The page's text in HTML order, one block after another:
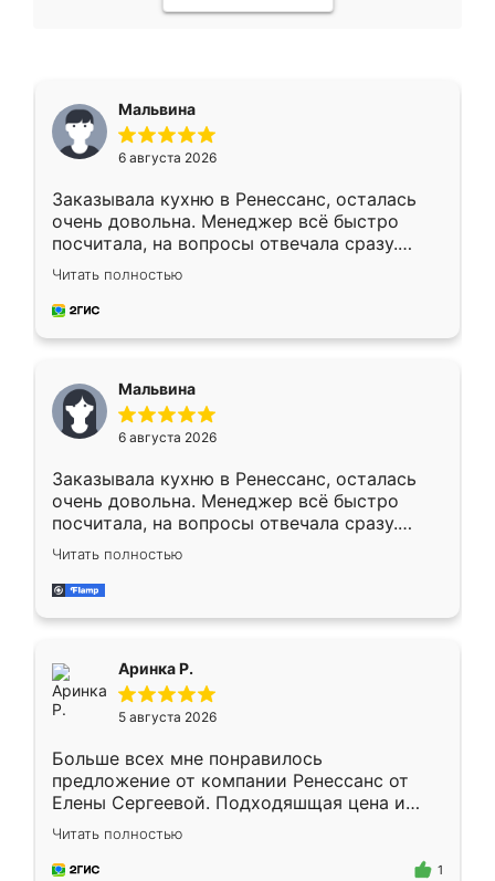
Мальвина
6 августа 2026
Заказывала кухню в Ренессанс, осталась
очень довольна. Менеджер всё быстро
посчитала, на вопросы отвечала сразу.
Замерщик приехал в субботу, подошёл к
делу со всей ответственностью. Собрали
за день, ребята работали аккуратно, даже
Читать полностью
Мальвина
6 августа 2026
Заказывала кухню в Ренессанс, осталась
очень довольна. Менеджер всё быстро
посчитала, на вопросы отвечала сразу.
Замерщик приехал в субботу, подошёл к
делу со всей ответственностью. Собрали
за день, ребята работали аккуратно, даже
Читать полностью
Аринка Р.
5 августа 2026
Больше всех мне понравилось
предложение от компании Ренессанс от
Елены Сергеевой. Подходяшщая цена и
короткие сроки изготовления. Приехавший
для замера сотрудник Владислав
предложил по моему эскизу самый
Читать полностью
1